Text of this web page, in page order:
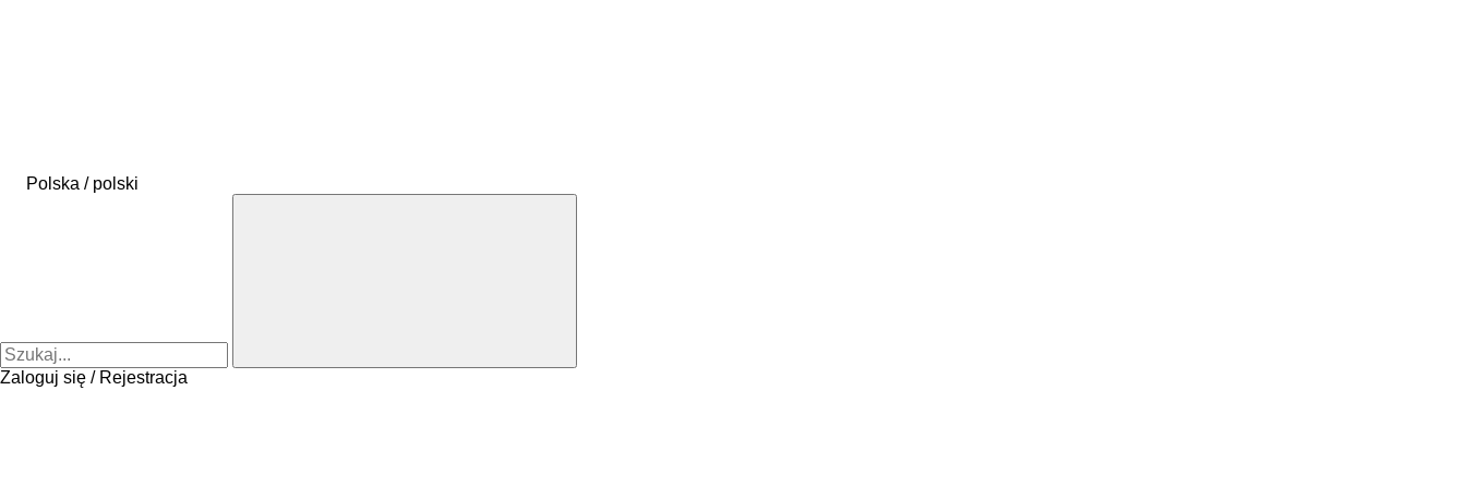
Polska / polski
Zaloguj się / Rejestracja